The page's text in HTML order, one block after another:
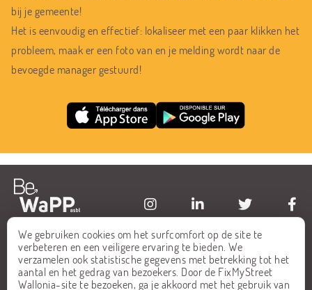
We gebruiken cookies om het surfcomfort op de site te
verbeteren en een veiligere ervaring te bieden. We
verzamelen ook statistische gegevens met betrekking tot het
aantal en het gedrag van bezoekers. Door de FixMyStreet
Wallonia-site te bezoeken, ga je akkoord met het gebruik van
bij je gemeente!
Het is eenvoudig en effectief: lokaliseer met een paar klikken het
probleem, maak er een foto van en je melding wordt naar de
bevoegde manager gestuurd!
HOME
ALLE MELDINGEN
FAQ
CONTACT